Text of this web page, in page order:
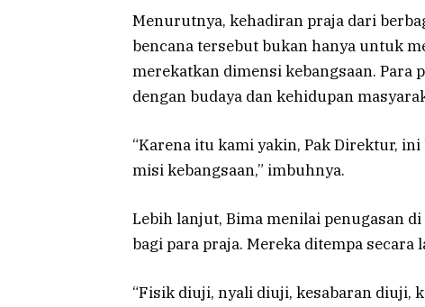
Menurutnya, kehadiran praja dari
bencana tersebut bukan hanya untuk
merekatkan dimensi kebangsaan. Para
dengan budaya dan kehidupan
“Karena itu kami yakin, Pak Direktur,
misi kebangsaan,” imbuhnya.
Lebih lanjut, Bima menilai penugasan
bagi para praja. Mereka ditempa
“Fisik diuji, nyali diuji, kesabaran diuji,